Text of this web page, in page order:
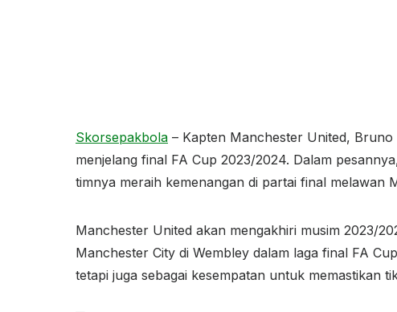
Skorsepakbola – Kapten Manchester United,
menjelang final FA Cup 2023/2024. Dalam
timnya meraih kemenangan di partai final melawan
Manchester United akan mengakhiri musim 2023/
Manchester City di Wembley dalam laga final FA
tetapi juga sebagai kesempatan untuk memastikan